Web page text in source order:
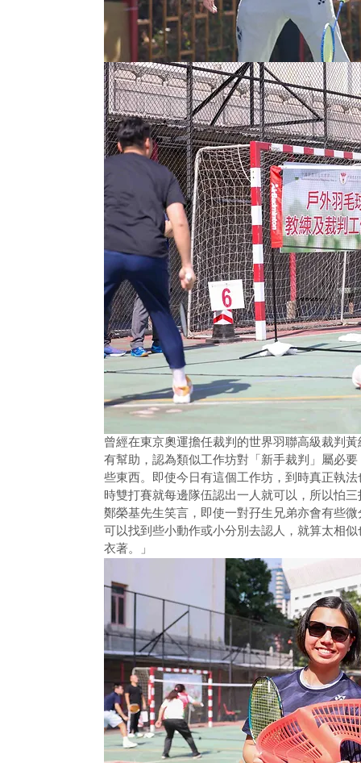
曾經在東京奧運擔任裁判的世界羽聯高級裁判
有幫助，認為類似工作坊對「新手裁判」屬必
些東西。即使今日有這個工作坊，到時真正執
時雙打賽就每邊隊伍認出一人就可以，所以怕
鄭榮基先生笑言，即使一對孖生兄弟亦會有些
可以找到些小動作或小分別去認人，就算太相
衣著。」